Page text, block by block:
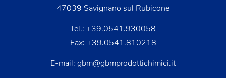
47039 Savignano sul Rubicone
Tel.: +39.0541.930058
Fax: +39.0541.810218
E-mail: gbm@gbmprodottichimici.it